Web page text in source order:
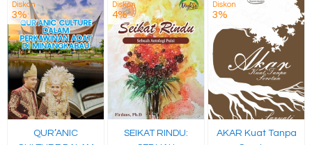
Diskon
3%
QUR’ANIC
Diskon
4%
SEIKAT RINDU:
Diskon
3%
AKAR Kuat Tanpa